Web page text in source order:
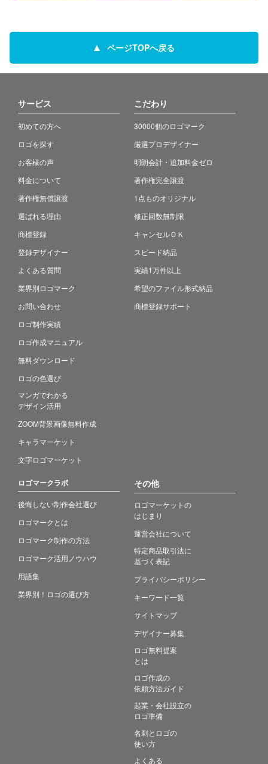
ページTOPへ戻る
サービス
初めての方へ
ロゴを探す
お客様の声
料金について
著作権無償譲渡
選ばれる理由
商標登録
登録デザイナー
よくある質問
業界別ロゴマーク
お問い合わせ
ロゴ制作実績
ロゴ作成マニュアル
無料ダウンロード
ロゴの色選び
マンガでわかる
デザイン活用
ZOOM背景画像無料作成
キャラマーケット
文字ロゴマーケット
こだわり
30000個のロゴマーク
厳選プロデザイナー
明朗会計・追加料金ゼロ
著作権完全譲渡
1点ものオリジナル
修正回数無制限
キャンセルＯＫ
スピード納品
実績1万件以上
希望のファイル形式納品
商標登録サポート
ロゴマークラボ
後悔しない制作会社選び
ロゴマークとは
ロゴマーク制作の方法
ロゴマーク活用ノウハウ
用語集
業界別！ロゴの選び方
その他
ロゴマーケットの
はじまり
運営会社について
特定商品取引法に
基づく表記
プライバシーポリシー
キーワード一覧
サイトマップ
デザイナー募集
ロゴ無料提案
とは
ロゴ作成の
依頼方法ガイド
起業・会社設立の
ロゴ準備
名刺とロゴの
使い方
よくある